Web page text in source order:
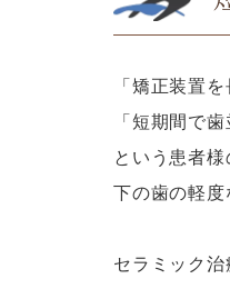
「矯正装置
「短期間で
という患者
下の歯の軽度
セラミック